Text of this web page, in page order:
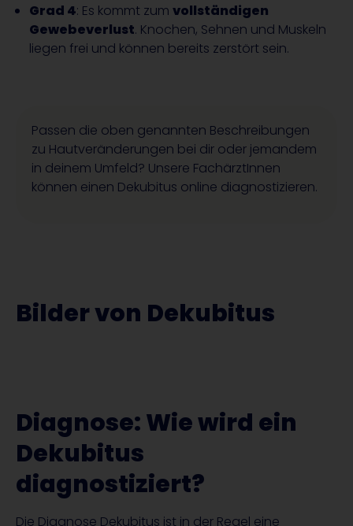
Grad 4: Es kommt zum vollständigen
Gewebeverlust. Knochen, Sehnen und Muskeln
liegen frei und können bereits zerstört sein.
Passen die oben genannten Beschreibungen
zu Hautveränderungen bei dir oder jemandem
in deinem Umfeld? Unsere FachärztInnen
können einen Dekubitus online diagnostizieren.
Bilder von Dekubitus
Diagnose: Wie wird ein
Dekubitus
diagnostiziert?
Die Diagnose Dekubitus ist in der Regel eine